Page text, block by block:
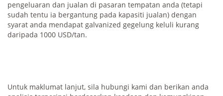
pengeluaran dan jualan di pasaran tempatan anda (tetapi
sudah tentu ia bergantung pada kapasiti jualan) dengan
syarat anda mendapat galvanized gegelung keluli kurang
daripada 1000 USD/tan.
Untuk maklumat lanjut, sila hubungi kami dan berikan anda